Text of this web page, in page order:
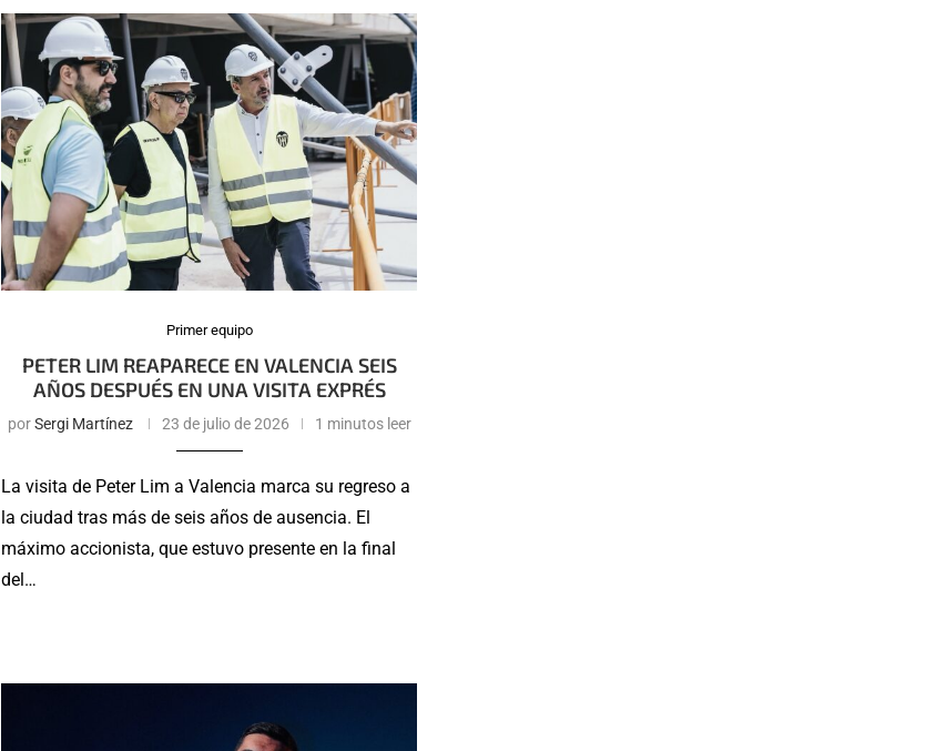
Primer equipo
PETER LIM REAPARECE EN VALENCIA SEIS
AÑOS DESPUÉS EN UNA VISITA EXPRÉS
porSergi Martínez 23 de julio de 2026 1 minutos leer
La visita de Peter Lim a Valencia marca su regreso a
la ciudad tras más de seis años de ausencia. El
máximo accionista, que estuvo presente en la final
del…